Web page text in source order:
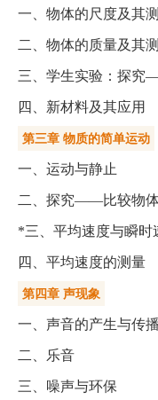
一、物体的尺度及其
二、物体的质量及其
三、学生实验：探究
四、新材料及其应用
第三章 物质的简单运动
一、运动与静止
二、探究——比较物
*三、平均速度与瞬时
四、平均速度的测量
第四章 声现象
一、声音的产生与传播
二、乐音
三、噪声与环保